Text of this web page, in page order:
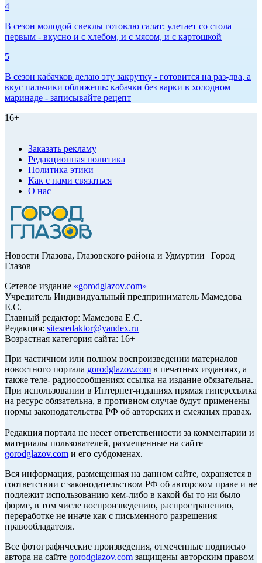
4
В сезон молодой свеклы готовлю салат: улетает со стола
первым - вкусно и с хлебом, и с мясом, и с картошкой
5
В сезон кабачков делаю эту закрутку - готовится на раз-два, а
вкус пальчики оближешь: кабачки без варки в холодном
маринаде - записывайте рецепт
16+
Заказать рекламу
Редакционная политика
Политика этики
Как с нами связаться
О нас
Новости Глазова, Глазовского района и Удмуртии | Город
Глазов
Сетевое издание «gorodglazov.com»
Учредитель Индивидуальный предприниматель Мамедова
Е.С.
Главный редактор: Мамедова Е.С.
Редакция: sitesredaktor@yandex.ru
Возрастная категория сайта: 16+
При частичном или полном воспроизведении материалов
новостного портала gorodglazov.com в печатных изданиях, а
также теле- радиосообщениях ссылка на издание обязательна.
При использовании в Интернет-изданиях прямая гиперссылка
на ресурс обязательна, в противном случае будут применены
нормы законодательства РФ об авторских и смежных правах.
Редакция портала не несет ответственности за комментарии и
материалы пользователей, размещенные на сайте
gorodglazov.com и его субдоменах.
Вся информация, размещенная на данном сайте, охраняется в
соответствии с законодательством РФ об авторском праве и не
подлежит использованию кем-либо в какой бы то ни было
форме, в том числе воспроизведению, распространению,
переработке не иначе как с письменного разрешения
правообладателя.
Все фотографические произведения, отмеченные подписью
автора на сайте gorodglazov.com защищены авторским правом